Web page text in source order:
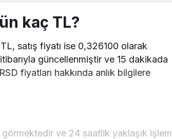
kaç TL?
satış fiyatı ise 0,326100 olarak
güncellenmiştir ve 15 dakikada
fiyatları hakkında anlık bilgilere
ve 24 saatlik yaklaşık işlem